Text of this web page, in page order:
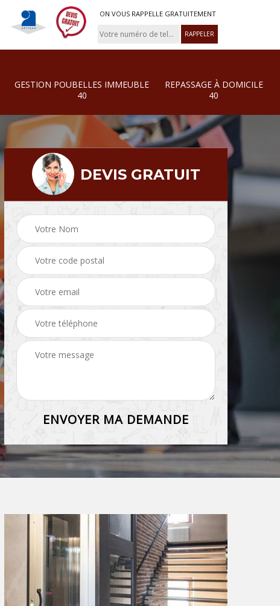
ON VOUS RAPPELLE GRATUITEMENT
GESTION POUBELLES IMMEUBLE
40
REPASSAGE À DOMICILE
40
DEVIS GRATUIT